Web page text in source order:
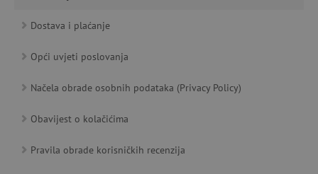
Dostava i plaćanje
Opći uvjeti poslovanja
Načela obrade osobnih podataka (Privacy Policy)
Obavijest o kolačićima
Pravila obrade korisničkih recenzija
product_filter_remember
PHPSESSID